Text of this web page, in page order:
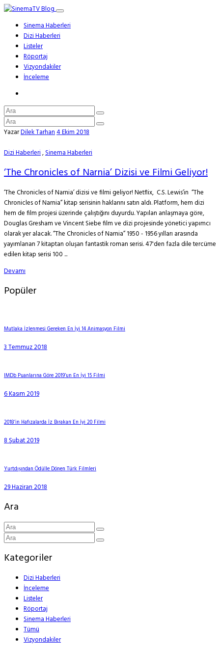
Sinema Haberleri
Dizi Haberleri
Listeler
Röportaj
Vizyondakiler
İnceleme
YazarDilek Tarhan4 Ekim 2018
Dizi Haberleri,Sinema Haberleri
‘The Chronicles of Narnia’ Dizisi ve Filmi Geliyor!
‘The Chronicles of Narnia’ dizisi ve filmi geliyor! Netflix, C.S. Lewis’in “The
Chronicles of Narnia” kitap serisinin haklarını satın aldı. Platform, hem dizi
hem de film projesi üzerinde çalıştığını duyurdu. Yapılan anlaşmaya göre,
Douglas Gresham ve Vincent Siebe film ve dizi projesinde yönetici yapımcı
olarak yer alacak. “The Chronicles of Narnia” 1950 - 1956 yılları arasında
yayımlanan 7 kitaptan oluşan fantastik roman serisi. 47'den fazla dile tercüme
edilen kitap serisi 100 ...
Devamı
Popüler
Mutlaka İzlenmesi Gereken En İyi 14 Animasyon Filmi
3 Temmuz 2018
IMDb Puanlarına Göre 2019’un En İyi 15 Filmi
6 Kasım 2019
2018’in Hafızalarda İz Bırakan En İyi 20 Filmi
8 Şubat 2019
Yurtdışından Ödülle Dönen Türk Filmleri
29 Haziran 2018
Ara
Kategoriler
Dizi Haberleri
İnceleme
Listeler
Röportaj
Sinema Haberleri
Tümü
Vizyondakiler